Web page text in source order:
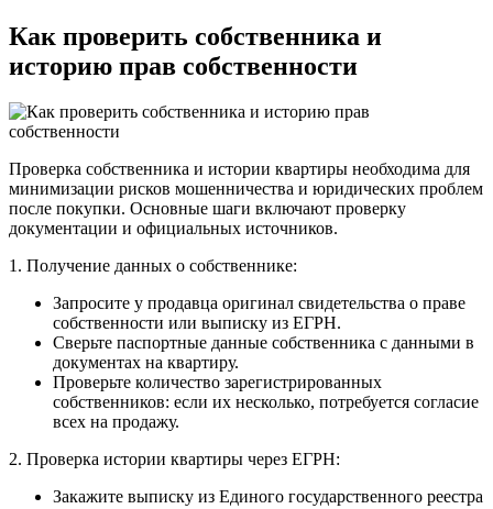
Как проверить собственника и
историю прав собственности
Проверка собственника и истории квартиры необходима для
минимизации рисков мошенничества и юридических проблем
после покупки. Основные шаги включают проверку
документации и официальных источников.
1. Получение данных о собственнике:
Запросите у продавца оригинал свидетельства о праве
собственности или выписку из ЕГРН.
Сверьте паспортные данные собственника с данными в
документах на квартиру.
Проверьте количество зарегистрированных
собственников: если их несколько, потребуется согласие
всех на продажу.
2. Проверка истории квартиры через ЕГРН:
Закажите выписку из Единого государственного реестра